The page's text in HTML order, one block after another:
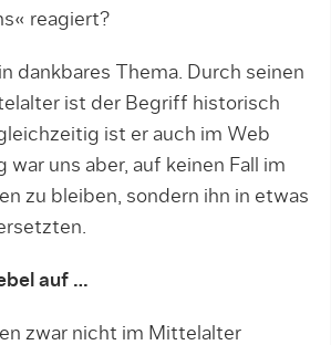
reagiert?
dankbares Thema. Durch seinen
ist der Begriff historisch
ist er auch im Web
uns aber, auf keinen Fall im
zu bleiben, sondern ihn in etwas
auf …
zwar nicht im Mittelalter